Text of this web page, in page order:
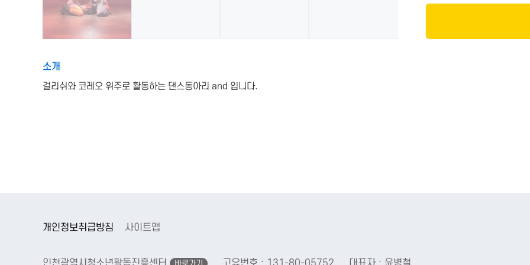
소개
걸리쉬와 코레오 위주로 활동하는 댄스동아리 and 입니다.
개인정보취급방침 사이트맵